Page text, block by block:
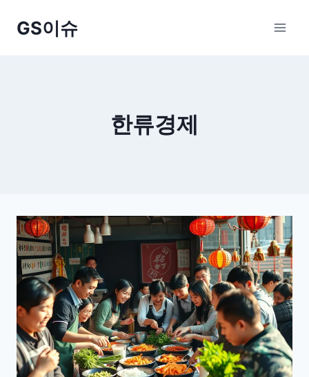
GS이슈
한류경제